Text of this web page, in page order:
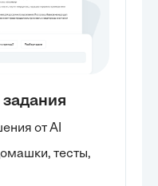
от AI
тесты,